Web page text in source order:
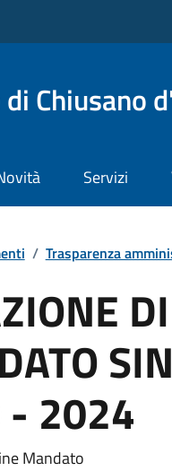
Chiusano
Servizi
/ Trasparenza
2024
Mandato